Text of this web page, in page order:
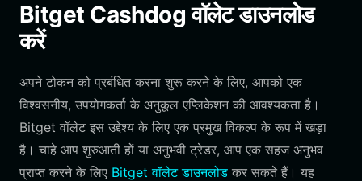
Bitget Cashdog वॉलेट डाउनलोड
करें
अपने टोकन को प्रबंधित करना शुरू करने के लिए, आपको एक
विश्वसनीय, उपयोगकर्ता के अनुकूल एप्लिकेशन की आवश्यकता है।
Bitget वॉलेट इस उद्देश्य के लिए एक प्रमुख विकल्प के रूप में खड़ा
है। चाहे आप शुरुआती हों या अनुभवी ट्रेडर, आप एक सहज अनुभव
प्राप्त करने के लिए Bitget वॉलेट डाउनलोड कर सकते हैं। यह